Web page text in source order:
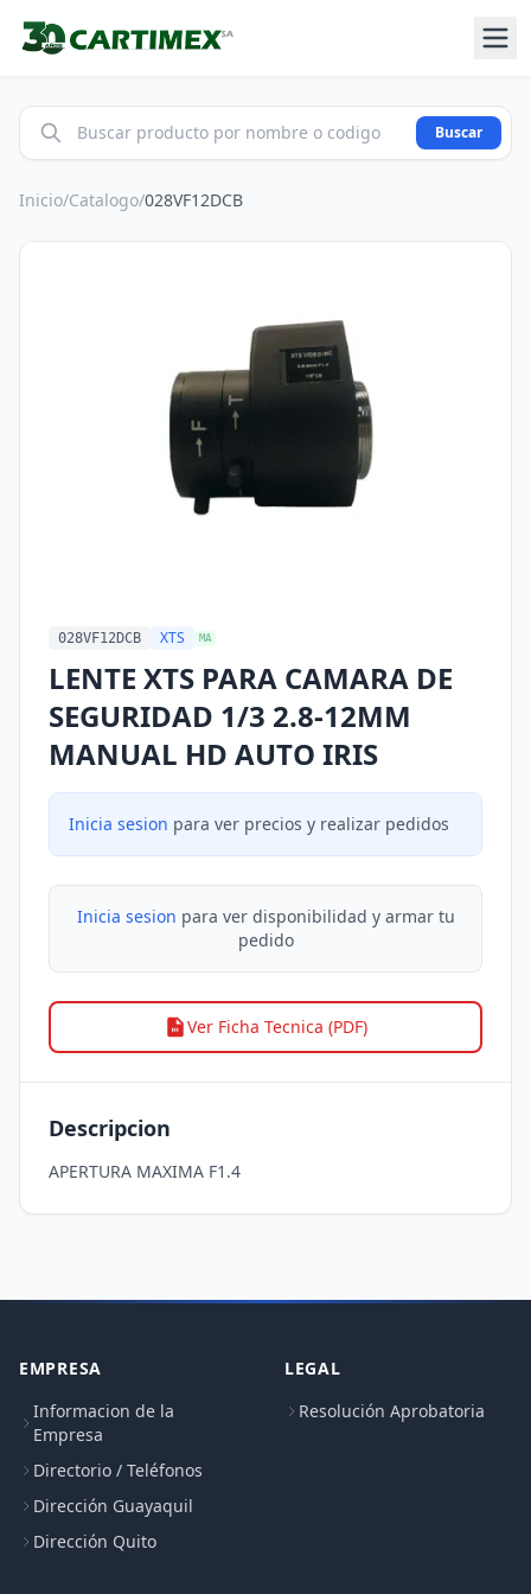
Buscar
Inicio/Catalogo/028VF12DCB
028VF12DCB XTS MA
LENTE XTS PARA CAMARA DE
SEGURIDAD 1/3 2.8-12MM
MANUAL HD AUTO IRIS
Inicia sesion para ver precios y realizar pedidos
Inicia sesion para ver disponibilidad y armar tu
pedido
Ver Ficha Tecnica (PDF)
Descripcion
APERTURA MAXIMA F1.4
EMPRESA
Informacion de la
Empresa
Directorio / Teléfonos
Dirección Guayaquil
Dirección Quito
LEGAL
Resolución Aprobatoria